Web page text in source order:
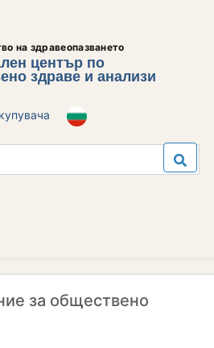
на здравеопазването
център по
здраве и анализи
за обществено